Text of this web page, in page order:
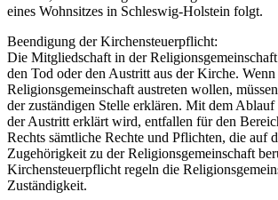
eines Wohnsitzes in Schleswig-Holstein folgt.
Beendigung der Kirchensteuerpflicht:
Die Mitgliedschaft in der
den Tod oder den Austritt aus der Kirche. Wenn
Religionsgemeinschaft austreten wollen,
der zuständigen Stelle erklären. Mit dem Ablauf
der Austritt erklärt wird, entfallen für den
Rechts sämtliche Rechte und Pflichten, die auf
Zugehörigkeit zu der Religionsgemeinschaft
Kirchensteuerpflicht regeln die
Zuständigkeit.